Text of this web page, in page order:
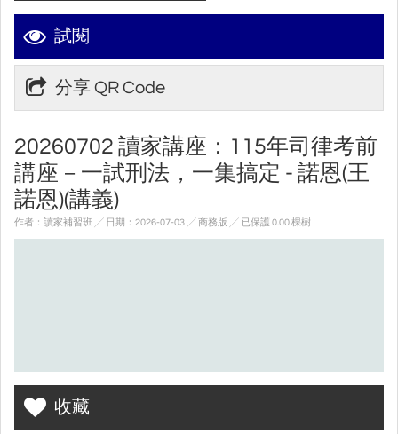
試閱
分享 QR Code
20260702 讀家講座：115年司律考前
講座－一試刑法，一集搞定 - 諾恩(王
諾恩)(講義)
作者：讀家補習班 ╱ 日期：2026-07-03 ╱ 商務版 ╱ 已保護 0.00 棵樹
收藏